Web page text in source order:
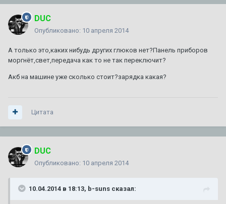
DUC
Опубликовано: 10 апреля 2014
А только это,каких нибудь других глюков нет?Панель приборов
моргнёт,свет,передача как то не так переключит?
Акб на машине уже сколько стоит?зарядка какая?
Цитата
DUC
Опубликовано: 10 апреля 2014
10.04.2014 в 18:13, b-suns сказал: